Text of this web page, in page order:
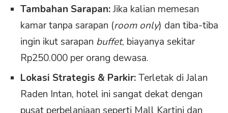
Tambahan Sarapan:Jika kalian memesan
kamar tanpa sarapan (room only) dan tiba-tiba
ingin ikut sarapan buffet, biayanya sekitar
Rp250.000 per orang dewasa.
Lokasi Strategis & Parkir:Terletak di Jalan
Raden Intan, hotel ini sangat dekat dengan